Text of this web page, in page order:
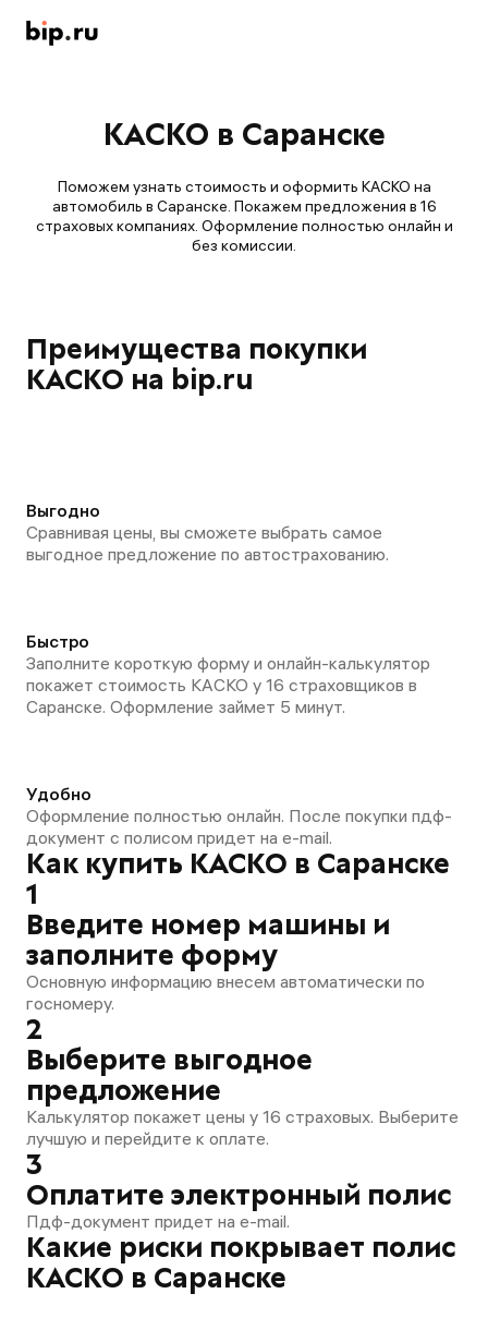
КАСКО в Саранске
Поможем узнать стоимость и оформить КАСКО на
автомобиль в Саранске. Покажем предложения в 16
страховых компаниях. Оформление полностью онлайн и
без комиссии.
Преимущества покупки
КАСКО на bip.ru
Выгодно
Сравнивая цены, вы сможете выбрать самое
выгодное предложение по автострахованию.
Быстро
Заполните короткую форму и онлайн-калькулятор
покажет стоимость КАСКО у 16 страховщиков в
Саранске. Оформление займет 5 минут.
Удобно
Оформление полностью онлайн. После покупки пдф-
документ с полисом придет на e-mail.
Как купить КАСКО в Саранске
1
Введите номер машины и
заполните форму
Основную информацию внесем автоматически по
госномеру.
2
Выберите выгодное
предложение
Калькулятор покажет цены у 16 страховых. Выберите
лучшую и перейдите к оплате.
3
Оплатите электронный полис
Пдф-документ придет на e-mail.
Какие риски покрывает полис
КАСКО в Саранске